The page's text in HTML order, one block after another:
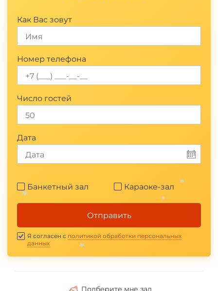
Как Вас зовут
Номер телефона
Число гостей
Дата
Банкетный зал Караоке-зал
Отправить
Я согласен с политикой обработки персональных
данных
Подберите мне зал
*